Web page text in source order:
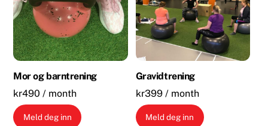
Mor og barntrening
kr490 / month
Meld deg inn
Gravidtrening
kr399 / month
Meld deg inn